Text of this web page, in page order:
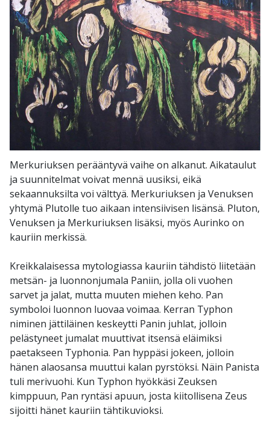
Merkuriuksen perääntyvä vaihe on alkanut. Aikataulut
ja suunnitelmat voivat mennä uusiksi, eikä
sekaannuksilta voi välttyä. Merkuriuksen ja Venuksen
yhtymä Plutolle tuo aikaan intensiivisen lisänsä. Pluton,
Venuksen ja Merkuriuksen lisäksi, myös Aurinko on
kauriin merkissä.
Kreikkalaisessa mytologiassa kauriin tähdistö liitetään
metsän- ja luonnonjumala Paniin, jolla oli vuohen
sarvet ja jalat, mutta muuten miehen keho. Pan
symboloi luonnon luovaa voimaa. Kerran Typhon
niminen jättiläinen keskeytti Panin juhlat, jolloin
pelästyneet jumalat muuttivat itsensä eläimiksi
paetakseen Typhonia. Pan hyppäsi jokeen, jolloin
hänen alaosansa muuttui kalan pyrstöksi. Näin Panista
tuli merivuohi. Kun Typhon hyökkäsi Zeuksen
kimppuun, Pan ryntäsi apuun, josta kiitollisena Zeus
sijoitti hänet kauriin tähtikuvioksi.